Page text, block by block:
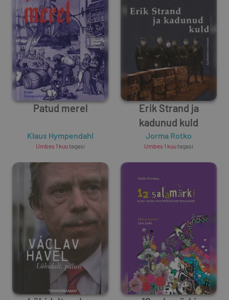
Patud merel
Klaus Hympendahl
Umbes 1 kuutagasi
Erik Strand ja
kadunud kuld
Jorma Rotko
Umbes 1 kuutagasi